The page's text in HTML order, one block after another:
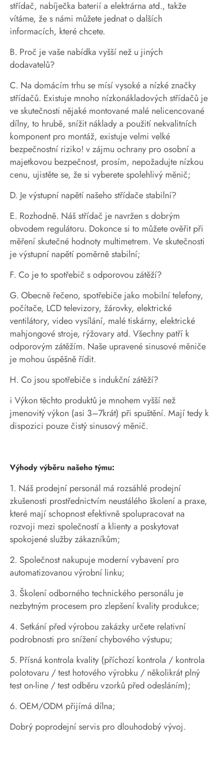
střídač, nabíječka baterií a elektrárna atd., takže
vítáme, že s námi můžete jednat o dalších
informacích, které chcete.
B. Proč je vaše nabídka vyšší než u jiných
dodavatelů?
C. Na domácím trhu se mísí vysoké a nízké značky
střídačů. Existuje mnoho nízkonákladových střídačů je
ve skutečnosti nějaké montované malé nelicencované
dílny, to hrubě, snížit náklady a použití nekvalitních
komponent pro montáž, existuje velmi velké
bezpečnostní riziko! v zájmu ochrany pro osobní a
majetkovou bezpečnost, prosím, nepožadujte nízkou
cenu, ujistěte se, že si vyberete spolehlivý měnič;
D. Je výstupní napětí našeho střídače stabilní?
E. Rozhodně. Náš střídač je navržen s dobrým
obvodem regulátoru. Dokonce si to můžete ověřit při
měření skutečné hodnoty multimetrem. Ve skutečnosti
je výstupní napětí poměrně stabilní;
F. Co je to spotřebič s odporovou zátěží?
G. Obecně řečeno, spotřebiče jako mobilní telefony,
počítače, LCD televizory, žárovky, elektrické
ventilátory, video vysílání, malé tiskárny, elektrické
mahjongové stroje, rýžovary atd. Všechny patří k
odporovým zátěžím. Naše upravené sinusové měniče
je mohou úspěšně řídit.
H. Co jsou spotřebiče s indukční zátěží?
i Výkon těchto produktů je mnohem vyšší než
jmenovitý výkon (asi 3–7krát) při spuštění. Mají tedy k
dispozici pouze čistý sinusový měnič.
Výhody výběru našeho týmu:
1. Náš prodejní personál má rozsáhlé prodejní
zkušenosti prostřednictvím neustálého školení a praxe,
které mají schopnost efektivně spolupracovat na
rozvoji mezi společností a klienty a poskytovat
spokojené služby zákazníkům;
2. Společnost nakupuje moderní vybavení pro
automatizovanou výrobní linku;
3. Školení odborného technického personálu je
nezbytným procesem pro zlepšení kvality produkce;
4. Setkání před výrobou zakázky určete relativní
podrobnosti pro snížení chybového výstupu;
5. Přísná kontrola kvality (příchozí kontrola / kontrola
polotovaru / test hotového výrobku / několikrát plný
test on-line / test odběru vzorků před odesláním);
6. OEM/ODM přijímá dílna;
Dobrý poprodejní servis pro dlouhodobý vývoj.